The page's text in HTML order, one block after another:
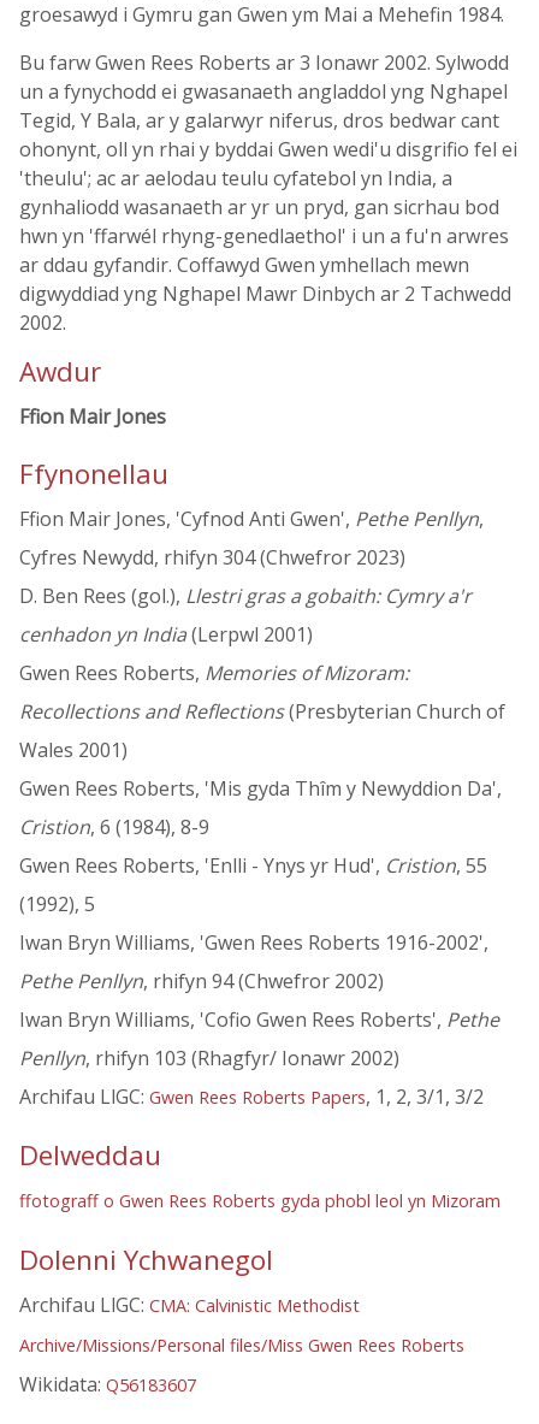
groesawyd i Gymru gan Gwen ym Mai a Mehefin 1984.
Bu farw Gwen Rees Roberts ar 3 Ionawr 2002. Sylwodd
un a fynychodd ei gwasanaeth angladdol yng Nghapel
Tegid, Y Bala, ar y galarwyr niferus, dros bedwar cant
ohonynt, oll yn rhai y byddai Gwen wedi'u disgrifio fel ei
'theulu'; ac ar aelodau teulu cyfatebol yn India, a
gynhaliodd wasanaeth ar yr un pryd, gan sicrhau bod
hwn yn 'ffarwél rhyng-genedlaethol' i un a fu'n arwres
ar ddau gyfandir. Coffawyd Gwen ymhellach mewn
digwyddiad yng Nghapel Mawr Dinbych ar 2 Tachwedd
2002.
Awdur
Ffion Mair Jones
Ffynonellau
Ffion Mair Jones, 'Cyfnod Anti Gwen', Pethe Penllyn,
Cyfres Newydd, rhifyn 304 (Chwefror 2023)
D. Ben Rees (gol.), Llestri gras a gobaith: Cymry a'r
cenhadon yn India(Lerpwl 2001)
Gwen Rees Roberts, Memories of Mizoram:
Recollections and Reflections(Presbyterian Church of
Wales 2001)
Gwen Rees Roberts, 'Mis gyda Thîm y Newyddion Da',
Cristion, 6 (1984), 8-9
Gwen Rees Roberts, 'Enlli - Ynys yr Hud', Cristion, 55
(1992), 5
Iwan Bryn Williams, 'Gwen Rees Roberts 1916-2002',
Pethe Penllyn, rhifyn 94 (Chwefror 2002)
Iwan Bryn Williams, 'Cofio Gwen Rees Roberts', Pethe
Penllyn, rhifyn 103 (Rhagfyr/ Ionawr 2002)
Archifau LlGC: Gwen Rees Roberts Papers, 1, 2, 3/1, 3/2
Delweddau
ffotograff o Gwen Rees Roberts gyda phobl leol yn Mizoram
Dolenni Ychwanegol
Archifau LlGC: CMA: Calvinistic Methodist
Archive/Missions/Personal files/Miss Gwen Rees Roberts
Wikidata: Q56183607